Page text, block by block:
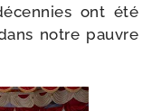
ont été
notre pauvre